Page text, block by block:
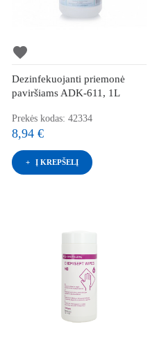
favorite
Dezinfekuojanti priemonė
paviršiams ADK-611, 1L
Prekės kodas: 42334
8,94 €
Į KREPŠELĮ